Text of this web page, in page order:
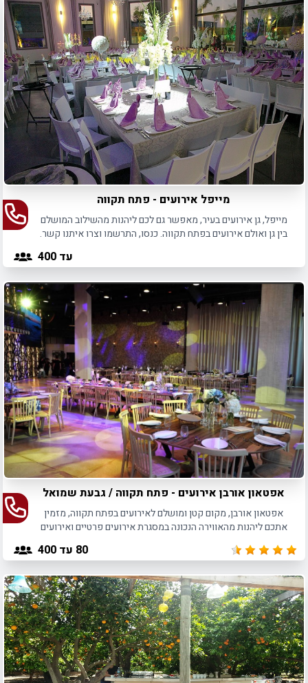
מייפל אירועים - פתח תקווה
מייפל, גן אירועים בעיר, מאפשר גם לכם ליהנות מהשילוב המושלם
בין גן ואולם אירועים בפתח תקווה. כנסו, התרשמו וצרו איתנו קשר.
עד 400
אפטאון אורבן אירועים - פתח תקווה / גבעת שמואל
אפטאון אורבן, מקום קטן ומושלם לאירועים בפתח תקווה, מזמין
אתכם ליהנות מהאווירה הנכונה במסגרת אירועים פרטיים ואירועים
80 עד 400